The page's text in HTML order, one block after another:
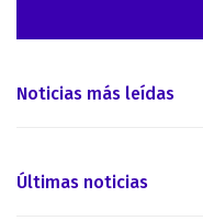
Noticias más leídas
Últimas noticias